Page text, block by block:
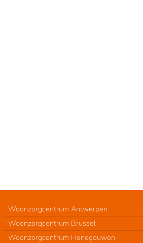
Woonzorgcentrum Antwerpen
Woonzorgcentrum Brussel
Woonzorgcentrum Henegouwen